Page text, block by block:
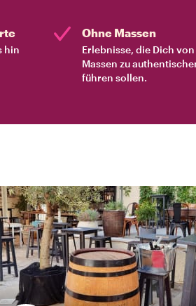
hin
Ohne Massen
Erlebnisse, die Dich
Massen zu
führen sollen.